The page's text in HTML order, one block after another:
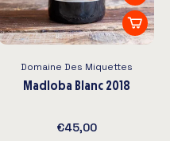
Domaine Des Miquettes
Madloba Blanc 2018
€45,00